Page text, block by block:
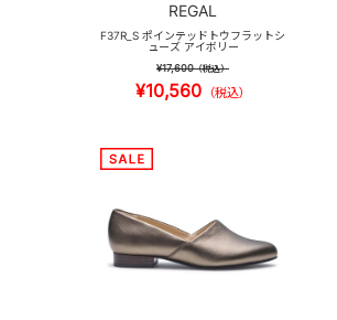
REGAL
F37R_S ポインテッドトウフラットシ
ューズ アイボリー
¥17,600（税込）
¥10,560 （税込）